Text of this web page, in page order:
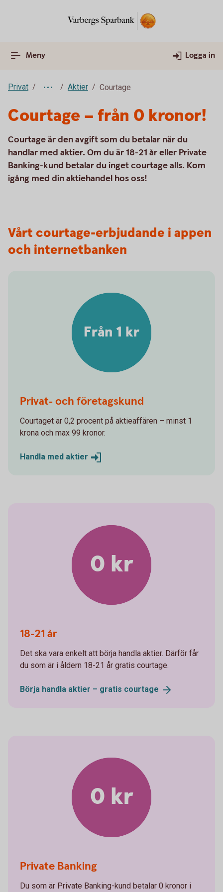
Meny Logga in
Privat Aktier Courtage
Courtage – från 0 kronor!
Courtage är den avgift som du betalar när du
handlar med aktier. Om du är 18-21 år eller Private
Banking-kund betalar du inget courtage alls. Kom
igång med din aktiehandel hos oss!
Vårt courtage-erbjudande i appen
och internetbanken
Från 1 kr
Privat- och företagskund
Courtaget är 0,2 procent på aktieaffären – minst 1
krona och max 99 kronor.
Handla med aktier
0 kr
18-21 år
Det ska vara enkelt att börja handla aktier. Därför får
du som är i åldern 18-21 år gratis courtage.
Börja handla aktier – gratis courtage
0 kr
Private Banking
Du som är Private Banking-kund betalar 0 kronor i